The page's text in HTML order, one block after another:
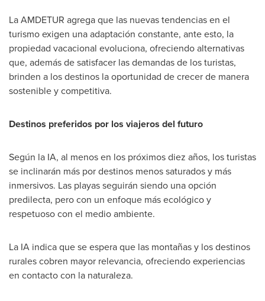
La AMDETUR agrega que las nuevas tendencias en el
turismo exigen una adaptación constante, ante esto, la
propiedad vacacional evoluciona, ofreciendo alternativas
que, además de satisfacer las demandas de los turistas,
brinden a los destinos la oportunidad de crecer de manera
sostenible y competitiva.
Destinos preferidos por los viajeros del futuro
Según la IA, al menos en los próximos diez años, los turistas
se inclinarán más por destinos menos saturados y más
inmersivos. Las playas seguirán siendo una opción
predilecta, pero con un enfoque más ecológico y
respetuoso con el medio ambiente.
La IA indica que se espera que las montañas y los destinos
rurales cobren mayor relevancia, ofreciendo experiencias
en contacto con la naturaleza.